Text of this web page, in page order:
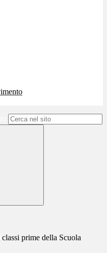
prime della Scuola